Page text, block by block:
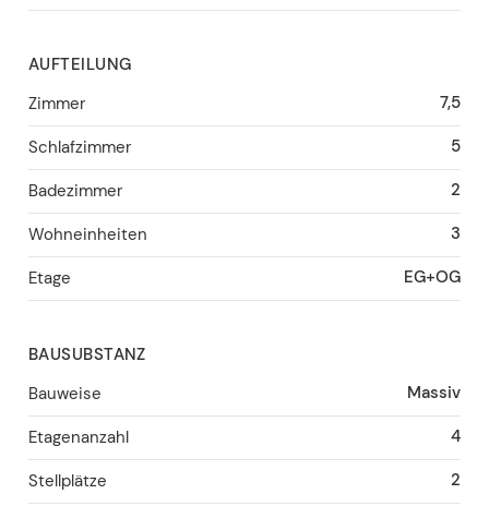
AUFTEILUNG
Zimmer
7,5
Schlafzimmer 5
Badezimmer 2
Wohneinheiten 3
Etage EG+OG
BAUSUBSTANZ
Bauweise
Massiv
Etagenanzahl 4
Stellplätze 2